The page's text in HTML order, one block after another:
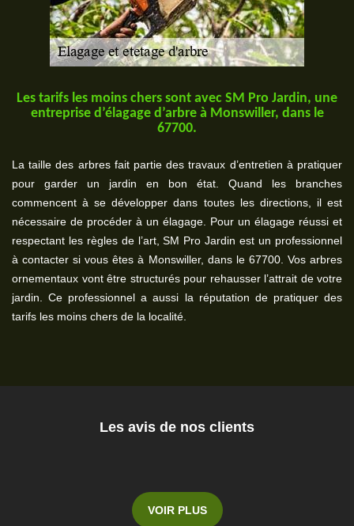
Les tarifs les moins chers sont avec SM Pro Jardin, une
entreprise d’élagage d’arbre à Monswiller, dans le
67700.
La taille des arbres fait partie des travaux d’entretien à pratiquer
pour garder un jardin en bon état. Quand les branches
commencent à se développer dans toutes les directions, il est
nécessaire de procéder à un élagage. Pour un élagage réussi et
respectant les règles de l’art, SM Pro Jardin est un professionnel
à contacter si vous êtes à Monswiller, dans le 67700. Vos arbres
ornementaux vont être structurés pour rehausser l’attrait de votre
jardin. Ce professionnel a aussi la réputation de pratiquer des
tarifs les moins chers de la localité.
Les avis de nos clients
VOIR PLUS